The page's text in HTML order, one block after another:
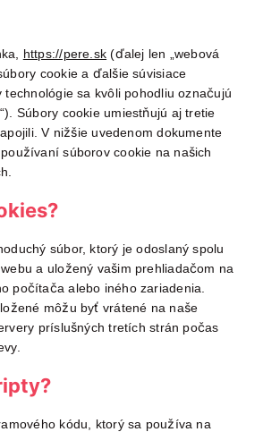
Recenzie
O čistiarni
https://pere.sk (ďalej len „webová
cookie a ďalšie súvisiace
technológie sa kvôli pohodliu označujú
Súbory cookie umiestňujú aj tretie
V nižšie uvedenom dokumente
súborov cookie na našich
súbor, ktorý je odoslaný spolu
a uložený vašim prehliadačom na
počítača alebo iného zariadenia.
môžu byť vrátené na naše
príslušných tretích strán počas
kódu, ktorý sa používa na